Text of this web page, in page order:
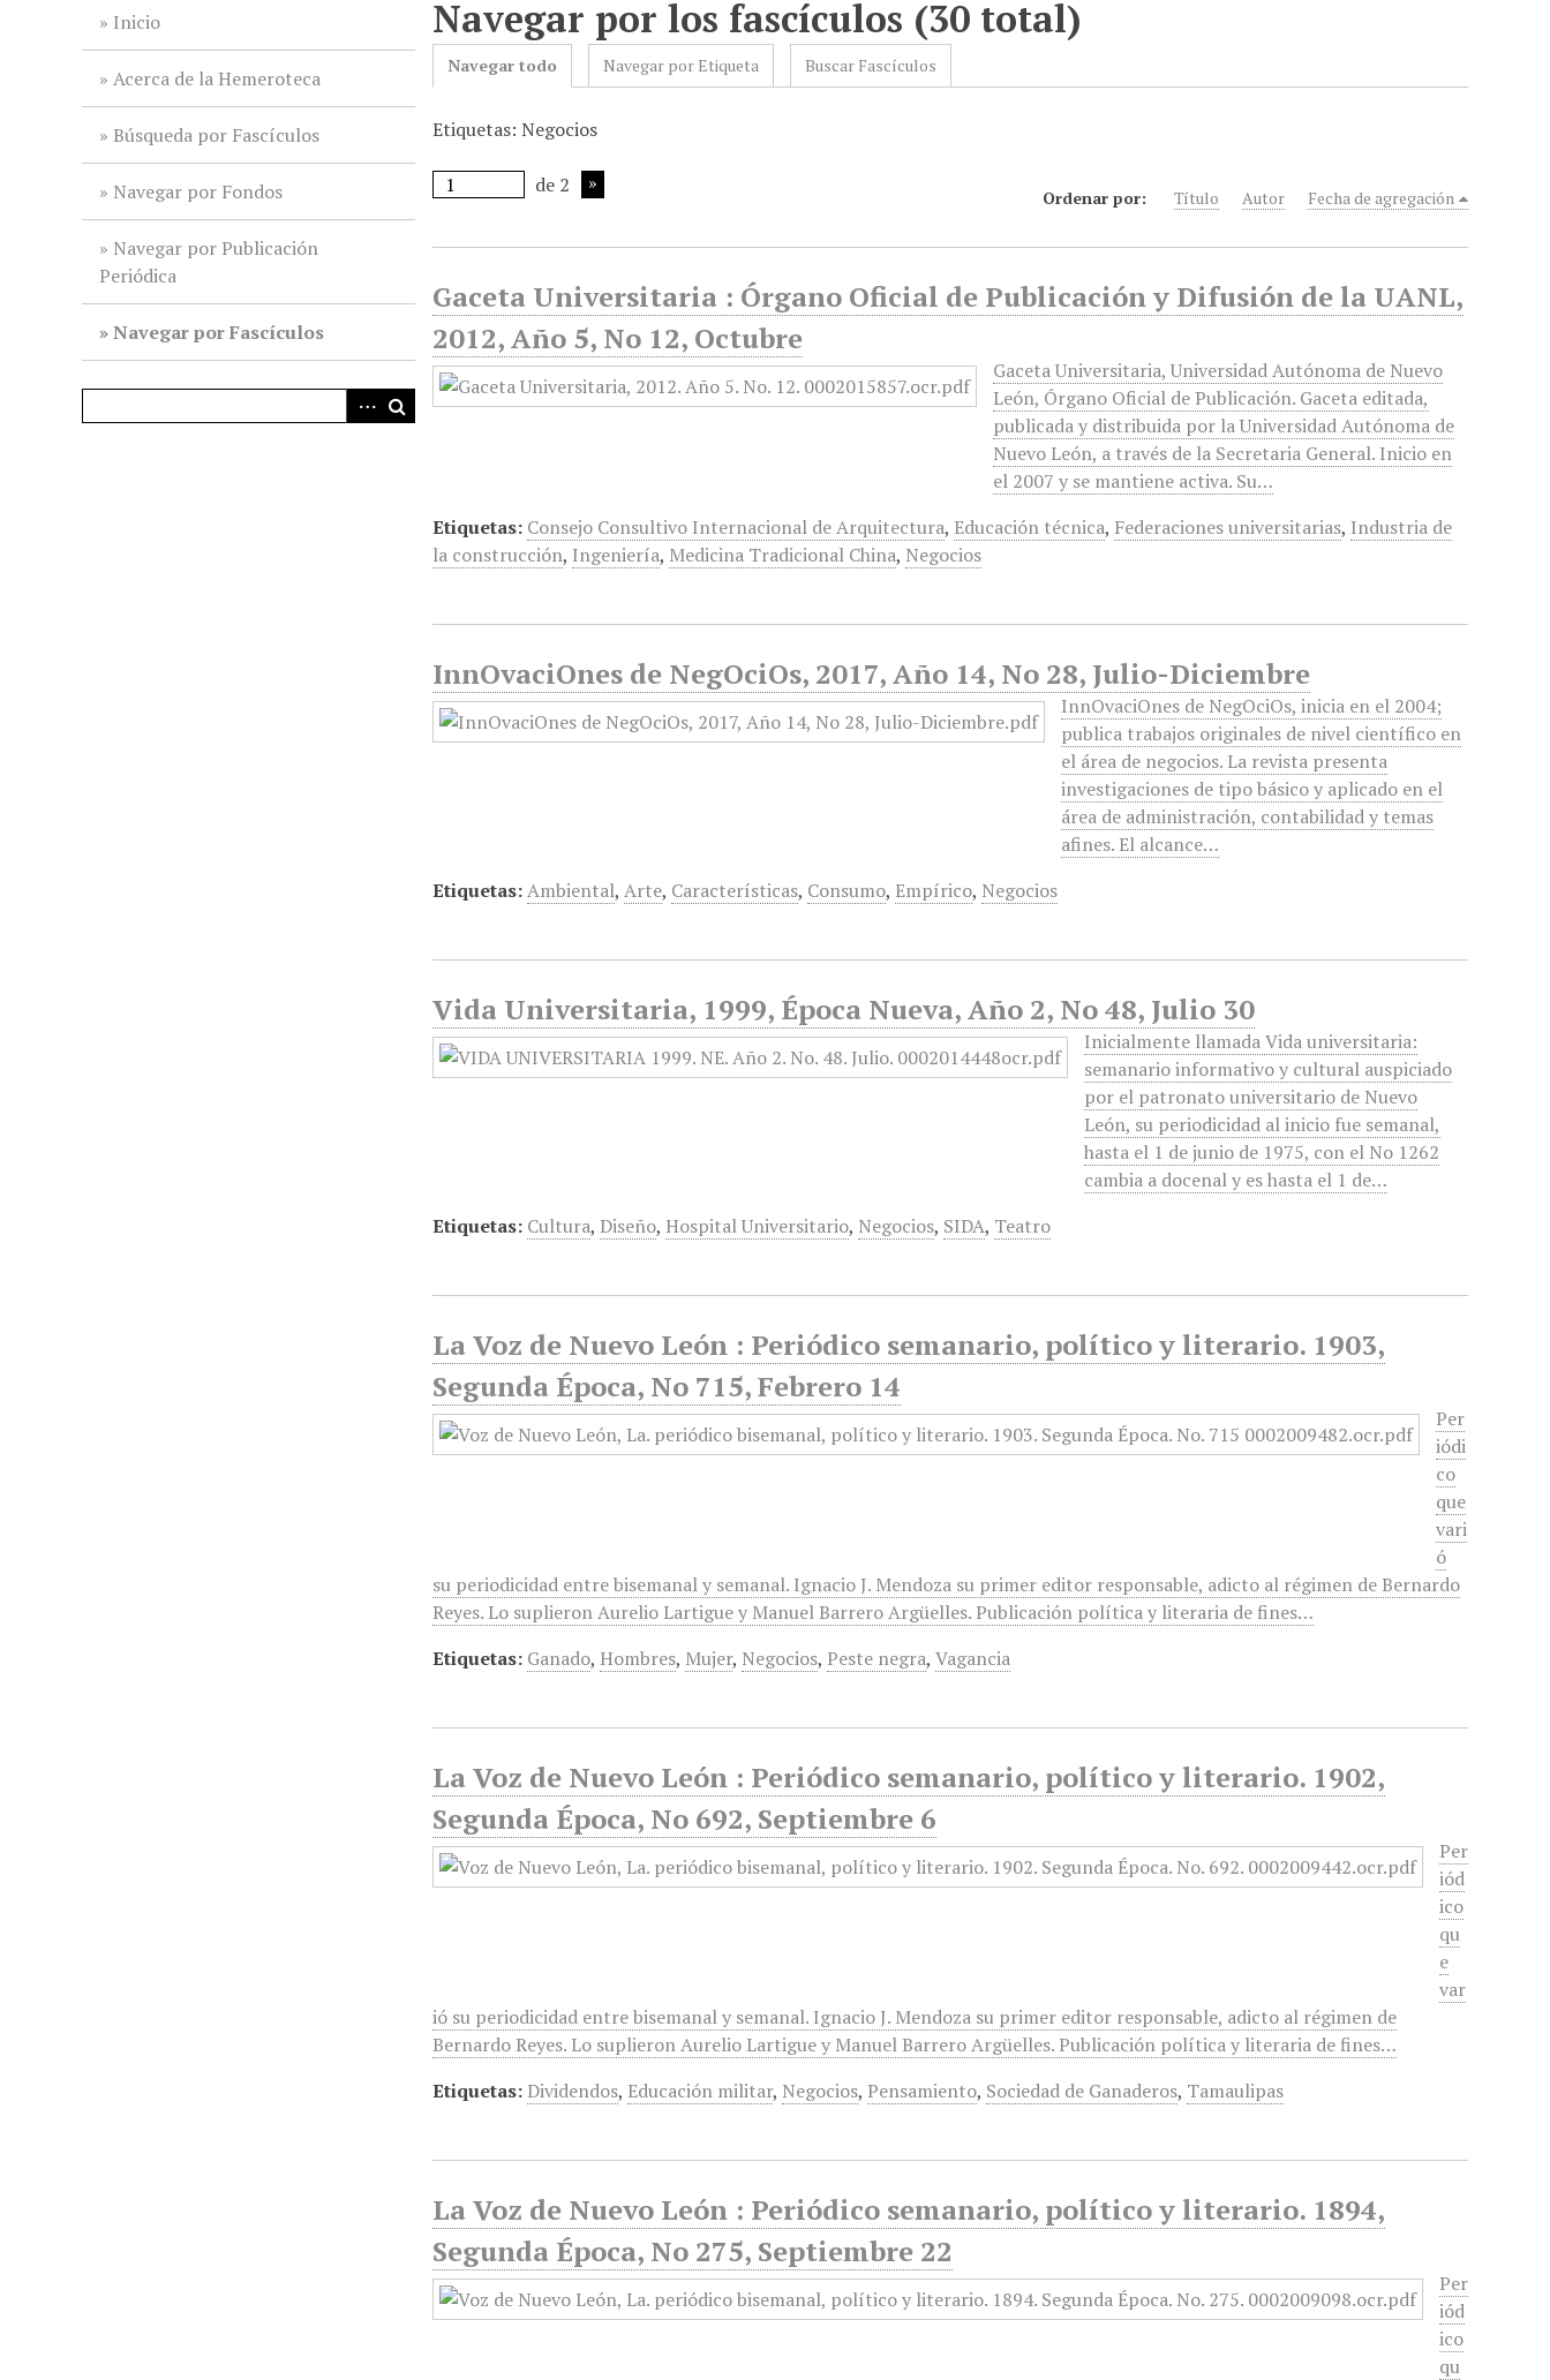
Inicio
Acerca de la Hemeroteca
Búsqueda por Fascículos
Navegar por Fondos
Navegar por Publicación
Periódica
Navegar por Fascículos
Navegar por los fascículos (30 total)
Navegar todo Navegar por Etiqueta Buscar Fascículos
Etiquetas: Negocios
de 2
Ordenar por: Título Autor Fecha de agregación
Gaceta Universitaria : Órgano Oficial de Publicación y Difusión de la UANL,
2012, Año 5, No 12, Octubre
Gaceta Universitaria, Universidad Autónoma de Nuevo
León, Órgano Oficial de Publicación. Gaceta editada,
publicada y distribuida por la Universidad Autónoma de
Nuevo León, a través de la Secretaria General. Inicio en
el 2007 y se mantiene activa. Su…
Etiquetas: Consejo Consultivo Internacional de Arquitectura, Educación técnica, Federaciones universitarias, Industria de
la construcción, Ingeniería, Medicina Tradicional China, Negocios
InnOvaciOnes de NegOciOs, 2017, Año 14, No 28, Julio-Diciembre
InnOvaciOnes de NegOciOs, inicia en el 2004;
publica trabajos originales de nivel científico en
el área de negocios. La revista presenta
investigaciones de tipo básico y aplicado en el
área de administración, contabilidad y temas
afines. El alcance…
Etiquetas:Ambiental,Arte, Características, Consumo, Empírico, Negocios
Vida Universitaria, 1999, Época Nueva, Año 2, No 48, Julio 30
Inicialmente llamada Vida universitaria:
semanario informativo y cultural auspiciado
por el patronato universitario de Nuevo
León, su periodicidad al inicio fue semanal,
hasta el 1 de junio de 1975, con el No 1262
cambia a docenal y es hasta el 1 de…
Etiquetas: Cultura, Diseño, Hospital Universitario, Negocios, SIDA, Teatro
La Voz de Nuevo León : Periódico semanario, político y literario. 1903,
Segunda Época, No 715, Febrero 14
Per
iódi
co
que
vari
ó
su periodicidad entre bisemanal y semanal. Ignacio J. Mendoza su primer editor responsable, adicto al régimen de Bernardo
Reyes. Lo suplieron Aurelio Lartigue y Manuel Barrero Argüelles. Publicación política y literaria de fines…
Etiquetas: Ganado, Hombres, Mujer, Negocios, Peste negra,Vagancia
La Voz de Nuevo León : Periódico semanario, político y literario. 1902,
Segunda Época, No 692, Septiembre 6
Per
iód
ico
qu
e
var
ió su periodicidad entre bisemanal y semanal. Ignacio J. Mendoza su primer editor responsable, adicto al régimen de
Bernardo Reyes. Lo suplieron Aurelio Lartigue y Manuel Barrero Argüelles. Publicación política y literaria de fines…
Etiquetas: Dividendos, Educación militar, Negocios, Pensamiento, Sociedad de Ganaderos, Tamaulipas
La Voz de Nuevo León : Periódico semanario, político y literario. 1894,
Segunda Época, No 275, Septiembre 22
Per
iód
ico
qu